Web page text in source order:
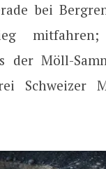
bei
der Möll-
Schweizer